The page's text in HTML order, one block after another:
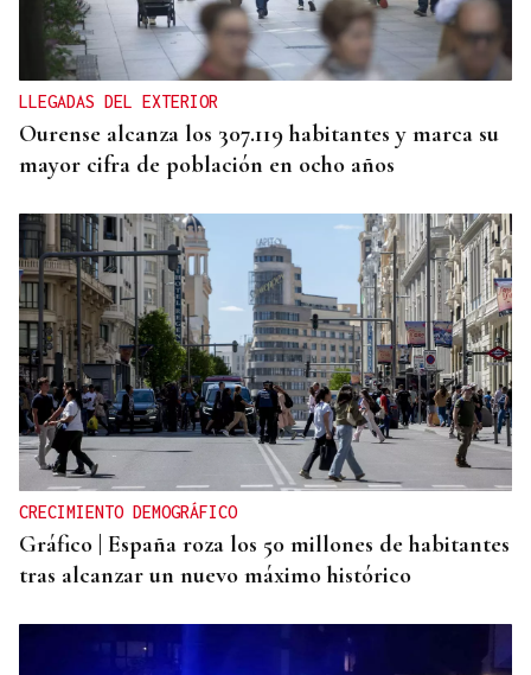
Jorge Vázquez: "Nuestro objetivo a 2028 es crecer
creando valor para el accionista y para el equipo
que lo hace posible"
LLEGADAS DEL EXTERIOR
Ourense alcanza los 307.119 habitantes y marca su
mayor cifra de población en ocho años
CRECIMIENTO DEMOGRÁFICO
Gráfico | España roza los 50 millones de habitantes
tras alcanzar un nuevo máximo histórico